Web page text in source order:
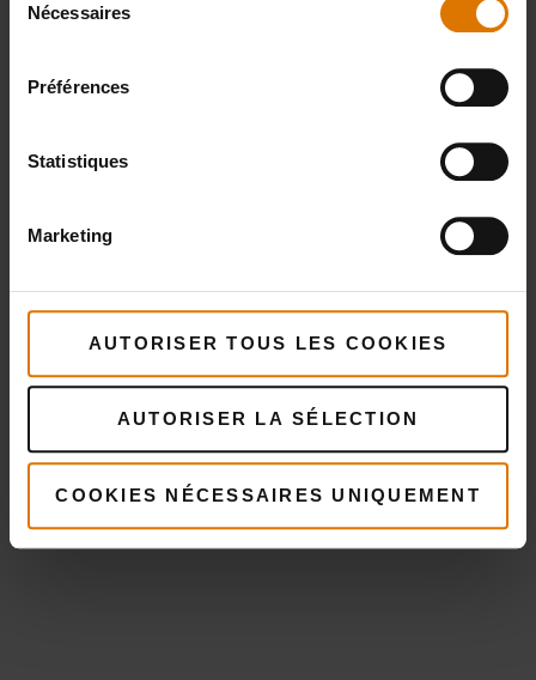
Nécessaires
Préférences
Statistiques
Marketing
AUTORISER TOUS LES COOKIES
AUTORISER LA SÉLECTION
COOKIES NÉCESSAIRES UNIQUEMENT